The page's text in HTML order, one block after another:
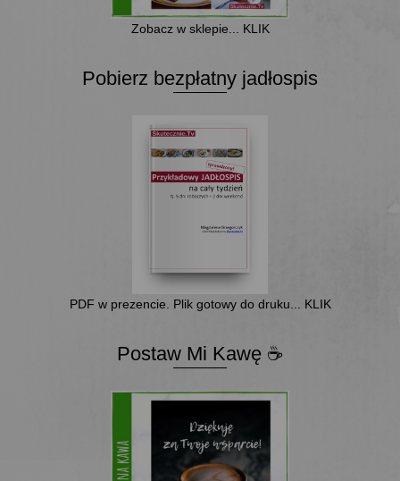
Zobacz w sklepie... KLIK
Pobierz bezpłatny jadłospis
PDF w prezencie. Plik gotowy do druku... KLIK
Postaw Mi Kawę ☕